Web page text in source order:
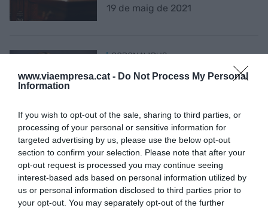
www.viaempresa.cat - Do Not Process My Personal
Information
If you wish to opt-out of the sale, sharing to third parties, or
processing of your personal or sensitive information for
targeted advertising by us, please use the below opt-out
section to confirm your selection. Please note that after your
opt-out request is processed you may continue seeing
interest-based ads based on personal information utilized by
us or personal information disclosed to third parties prior to
your opt-out. You may separately opt-out of the further
19 de maig de 2021
CORONAVIRUS
pobresa extrema mundial
24 d’abril de 2021
ECONOMIA
Ibercaja engega el seu pla
estratègic descartant
fusions i amb un ull a la borsa